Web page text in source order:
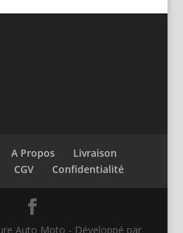
A Propos
Livraison
CGV Confidentialité
Auto Moto - Développé par